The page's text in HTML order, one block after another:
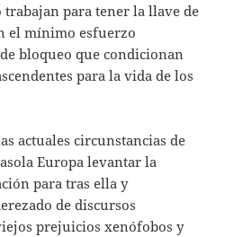
trabajan para tener la llave de
el mínimo esfuerzo
bloqueo que condicionan
para la vida de los
actuales circunstancias de
Europa levantar la
para tras ella y
de discursos
prejuicios xenófobos y